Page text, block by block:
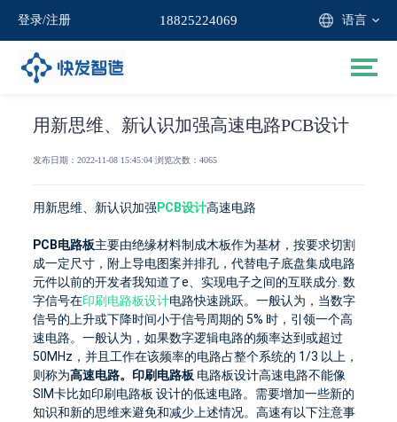
18825224069
登录/注册 语言
用新思维、新认识加强高速电路PCB设计
发布日期：2022-11-08 15:45:04 浏览次数：4065
用新思维、新认识加强 PCB设计高速电路
PCB电路板主要由绝缘材料制成木板作为基材，按要求切割
成一定尺寸，附上导电图案并排孔，代替电子底盘集成电路
元件以前的开发者我知道了e、实现电子之间的互联成分 .数
字信号在印刷电路板设计电路快速跳跃。一般认为，当数字
信号的上升或下降时间小于信号周期的 5% 时， 引领一个高
速电路。一般认为，如果数字逻辑电路的频率达到或超过
50MHz，并且工作在该频率的电路占整个系统的 1/3 以上，
则称为高速电路。 印刷电路板 电路板设计高速电路不能像
SIM卡比如印刷电路板 设计的低速电路。 需要增加一些新的
知识和新的思维来避免和减少上述情况。高速有以下注意事